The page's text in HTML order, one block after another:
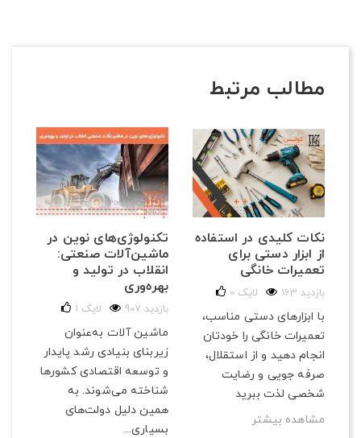
مطالب مرتبط
تکنولوژی‌های نوین در
ماشین‌آلات صنعتی:
انقلاب در تولید و
بهره‌وری
907 بازدید 1 لایک
ماشین آلات به‌عنوان
زیربنای بنیادی رشد پایدار
و توسعه اقتصادی کشورها
شناخته می‌شوند. به
همین دلیل دولت‌های
بسیاری...
نکات کلیدی در استفاده
از ابزار دستی برای
تعمیرات خانگی
163 بازدید 0 لایک
با ابزارهای دستی مناسب،
تعمیرات خانگی را خودتان
انجام دهید و از استقلال،
صرفه‌ جویی و رضایت
شخصی لذت ببرید
مشاهده بیشتر